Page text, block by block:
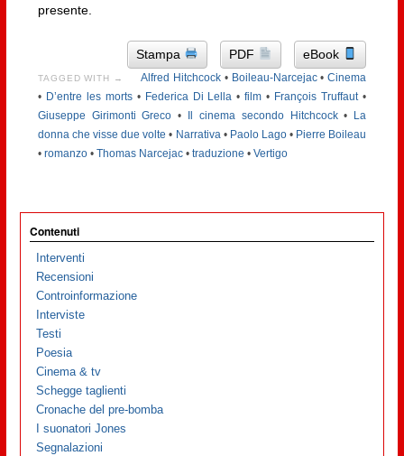
presente.
Stampa PDF eBook
TAGGED WITH → Alfred Hitchcock• Boileau-Narcejac•Cinema
• D’entre les morts• Federica Di Lella •film • François Truffaut•
Giuseppe Girimonti Greco • Il cinema secondo Hitchcock• La
donna che visse due volte • Narrativa • Paolo Lago• Pierre Boileau
• romanzo• Thomas Narcejac• traduzione • Vertigo
Contenuti
Interventi
Recensioni
Controinformazione
Interviste
Testi
Poesia
Cinema & tv
Schegge taglienti
Cronache del pre-bomba
I suonatori Jones
Segnalazioni